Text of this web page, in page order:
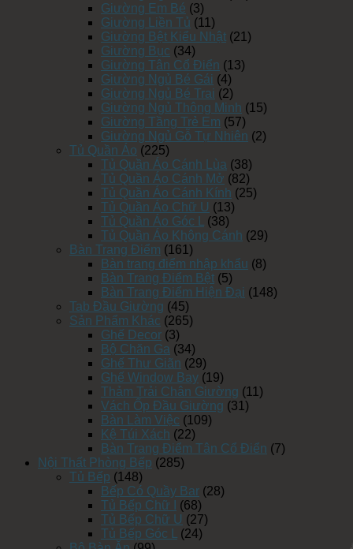
Giường Em Bé (3)
Giường Liền Tủ (11)
Giường Bệt Kiểu Nhật (21)
Giường Bục (34)
Giường Tân Cổ Điển (13)
Giường Ngủ Bé Gái (4)
Giường Ngủ Bé Trai (2)
Giường Ngủ Thông Minh (15)
Giường Tầng Trẻ Em (57)
Giường Ngủ Gỗ Tự Nhiên (2)
Tủ Quần Áo (225)
Tủ Quần Áo Cánh Lùa (38)
Tủ Quần Áo Cánh Mở (82)
Tủ Quần Áo Cánh Kính (25)
Tủ Quần Áo Chữ U (13)
Tủ Quần Áo Góc L
(38)
Tủ Quần Áo Không Cánh (29)
Bàn Trang Điểm (161)
Bàn trang điểm nhập khẩu (8)
Bàn Trang Điểm Bệt (5)
Bàn Trang Điểm Hiện Đại (148)
Tab Đầu Giường (45)
Sản Phẩm Khác (265)
Ghế Decor (3)
Bộ Chăn Ga (34)
Ghế Thư Giãn (29)
Ghế Window Bay (19)
Thảm Trải Chân Giường (11)
Vách Ốp Đầu Giường (31)
Bàn Làm Việc (109)
Kệ Túi Xách (22)
Bàn Trang Điểm Tân Cổ Điển (7)
Nội Thất Phòng Bếp (285)
Tủ Bếp (148)
Bếp Có Quầy Bar (28)
Tủ Bếp Chữ I
(68)
Tủ Bếp Chữ U (27)
Tủ Bếp Góc L
(24)